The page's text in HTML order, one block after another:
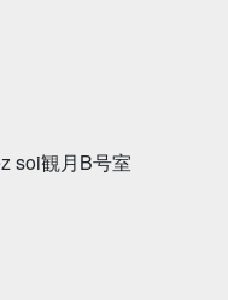
soi観月B号室